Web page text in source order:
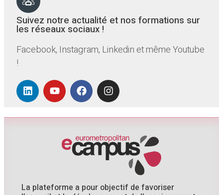
Suivez notre actualité et nos formations sur
les réseaux sociaux !
Facebook, Instagram, Linkedin et même Youtube
!
La plateforme a pour objectif de favoriser